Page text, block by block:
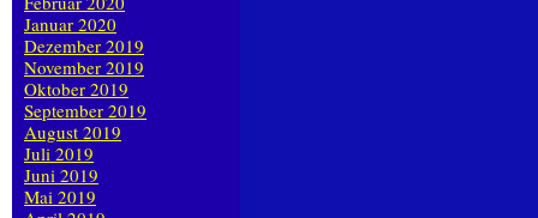
Januar 2020
Dezember 2019
November 2019
Oktober 2019
September 2019
August 2019
Juli 2019
Juni 2019
Mai 2019